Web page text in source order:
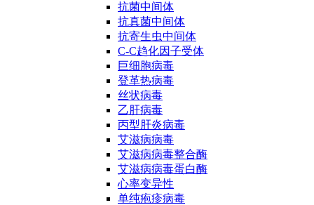
抗菌中间体
抗真菌中间体
抗寄生虫中间体
C-C趋化因子受体
巨细胞病毒
登革热病毒
丝状病毒
乙肝病毒
丙型肝炎病毒
艾滋病病毒
艾滋病病毒整合酶
艾滋病病毒蛋白酶
心率变异性
单纯疱疹病毒